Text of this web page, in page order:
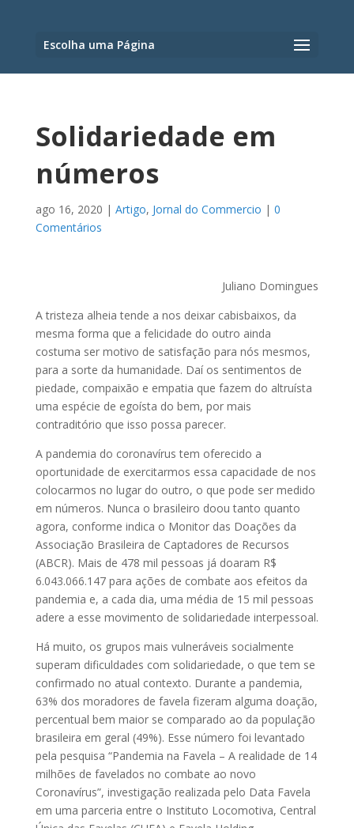
Escolha uma Página
Solidariedade em
números
ago 16, 2020 | Artigo, Jornal do Commercio | 0
Comentários
Juliano Domingues
A tristeza alheia tende a nos deixar cabisbaixos, da
mesma forma que a felicidade do outro ainda
costuma ser motivo de satisfação para nós mesmos,
para a sorte da humanidade. Daí os sentimentos de
piedade, compaixão e empatia que fazem do altruísta
uma espécie de egoísta do bem, por mais
contraditório que isso possa parecer.
A pandemia do coronavírus tem oferecido a
oportunidade de exercitarmos essa capacidade de nos
colocarmos no lugar do outro, o que pode ser medido
em números. Nunca o brasileiro doou tanto quanto
agora, conforme indica o Monitor das Doações da
Associação Brasileira de Captadores de Recursos
(ABCR). Mais de 478 mil pessoas já doaram R$
6.043.066.147 para ações de combate aos efeitos da
pandemia e, a cada dia, uma média de 15 mil pessoas
adere a esse movimento de solidariedade interpessoal.
Há muito, os grupos mais vulneráveis socialmente
superam dificuldades com solidariedade, o que tem se
confirmado no atual contexto. Durante a pandemia,
63% dos moradores de favela fizeram alguma doação,
percentual bem maior se comparado ao da população
brasileira em geral (49%). Esse número foi levantado
pela pesquisa “Pandemia na Favela – A realidade de 14
milhões de favelados no combate ao novo
Coronavírus”, investigação realizada pelo Data Favela
em uma parceria entre o Instituto Locomotiva, Central